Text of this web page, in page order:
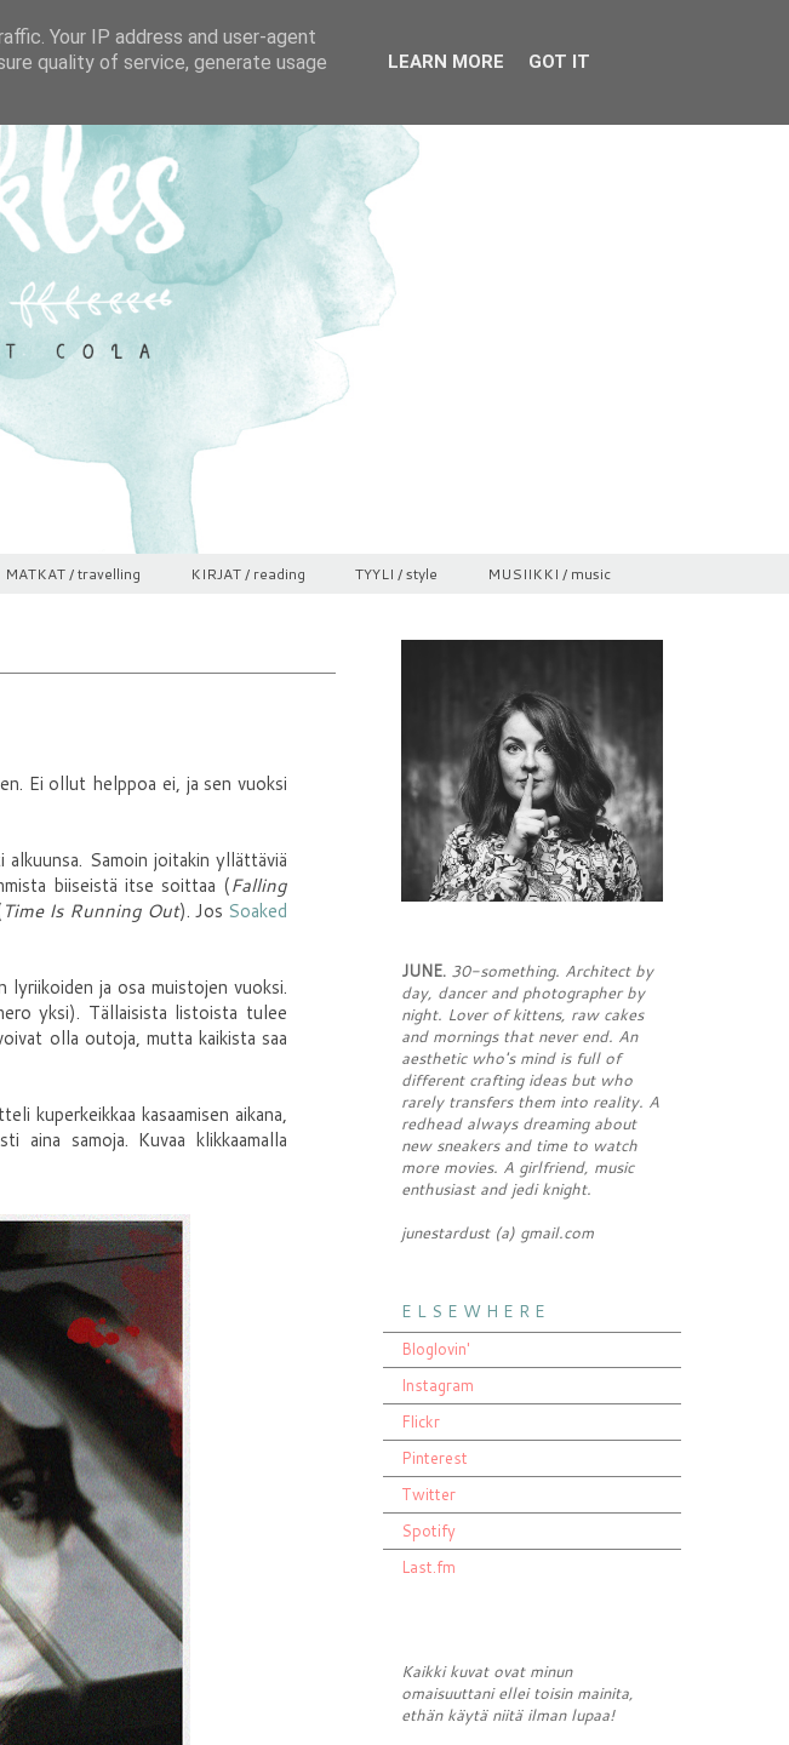
MATKAT / travelling KIRJAT / reading TYYLI / style MUSIIKKI / music
Ei ollut helppoa ei, ja sen vuoksi
Samoin joitakin yllättäviä
biiseistä itse soittaa (Falling
Time Is Running Out). Jos Soaked
lyriikoiden ja osa muistojen vuoksi.
yksi). Tällaisista listoista tulee
olla outoja, mutta kaikista saa
kuperkeikkaa kasaamisen aikana,
samoja. Kuvaa klikkaamalla
JUNE. 30-something. Architect by
day, dancer and photographer by
night. Lover of kittens, raw cakes
and mornings that never end. An
aesthetic who's mind is full of
different crafting ideas but who
rarely transfers them into reality. A
redhead always dreaming about
new sneakers and time to watch
more movies. A girlfriend, music
enthusiast and jedi knight.
junestardust (a) gmail.com
E L S E W H E R E
Bloglovin'
Instagram
Flickr
Pinterest
Twitter
Spotify
Last.fm
Kaikki kuvat ovat minun
omaisuuttani ellei toisin mainita,
ethän käytä niitä ilman lupaa!
Your IP address and user-agent
quality of service, generate usage
LEARN MORE GOT IT